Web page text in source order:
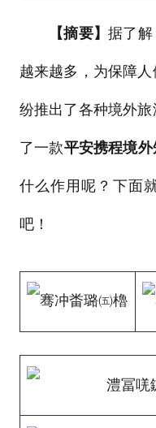
【摘要】据了解
越来越多，为保障
纷推出了各种境外旅
了一款平安携程境
什么作用呢？下面
吧！